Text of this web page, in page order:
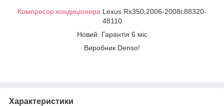
Компресор кондиціонера Lexus Rx350,2006-2008г.88320-
48110
Новий. Гарантія 6 міс
Виробник Denso!
Характеристики